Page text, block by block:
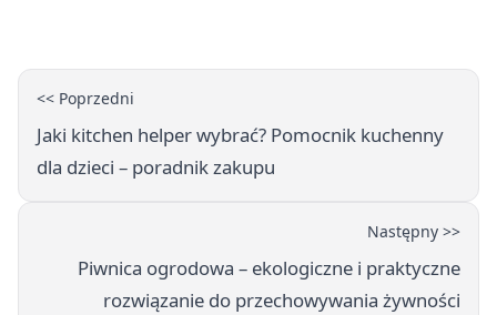
<< Poprzedni
Jaki kitchen helper wybrać? Pomocnik kuchenny
dla dzieci – poradnik zakupu
Następny >>
Piwnica ogrodowa – ekologiczne i praktyczne
rozwiązanie do przechowywania żywności